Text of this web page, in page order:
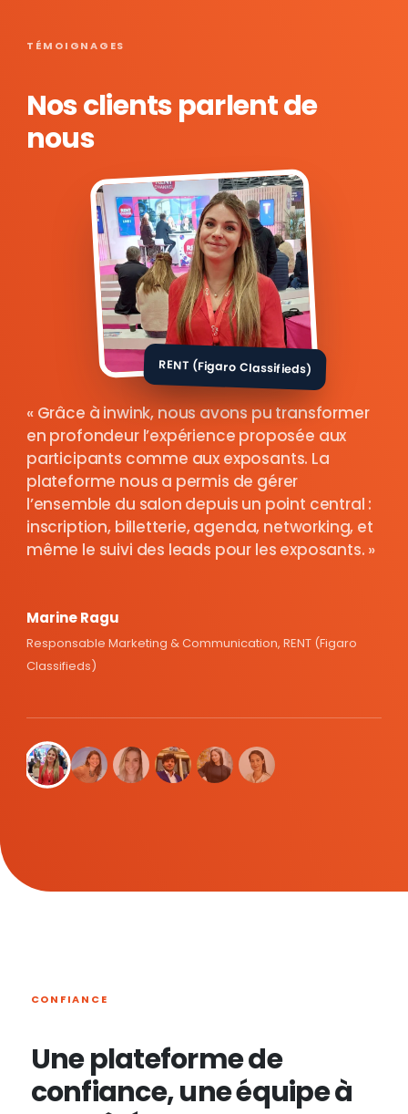
TÉMOIGNAGES
Nos clients parlent de
nous
RENT (Figaro Classifieds)
Grâce à inwink, nous avons pu transformer
en profondeur l’expérience proposée aux
participants comme aux exposants. La
plateforme nous a permis de gérer
l’ensemble du salon depuis un point central :
inscription, billetterie, agenda, networking, et
même le suivi des leads pour les exposants.
Marine Ragu
Responsable Marketing & Communication, RENT (Figaro
Classifieds)
CONFIANCE
Une plateforme de
confiance, une équipe à